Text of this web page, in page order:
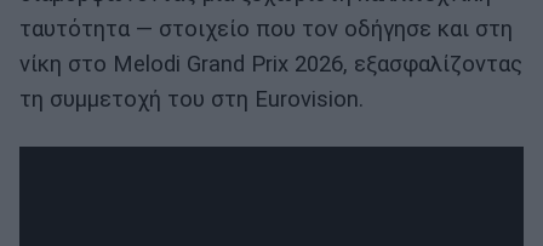
ταυτότητα — στοιχείο που τον οδήγησε και στη
νίκη στο Melodi Grand Prix 2026, εξασφαλίζοντας
τη συμμετοχή του στη Eurovision.